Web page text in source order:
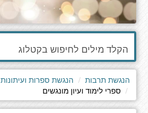
הקלד
מילים
לחיפוש
באתר
הנגשת תרבות
הנגשת ספרות ועיתונות
ספרי לימוד ועיון מונגשים